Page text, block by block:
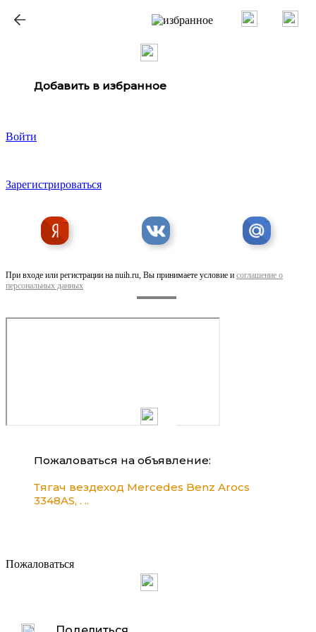
Добавить в избранное
Войти
Зарегистрироваться
При входе или регистрации на nuih.ru, Вы принимаете условие и соглашение о
персональных данных
Пожаловаться на объявление:
Тягач вездеход Mercedes Benz Arocs
3348AS, . ..
Пожаловаться